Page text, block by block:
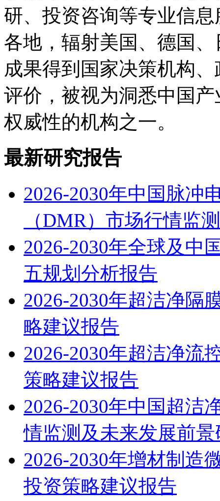
研、投资咨询等专业信
各地，辐射美国、德国
成果得到国家决策机构
评价，被视为洞悉中国
权威性的机构之一。
最新研究报告
2026-2030年中国脉冲
（DMR）市场行情监
2026-2030年全球及中
五规划分析报告
2026-2030年超洁净隔
略建议报告
2026-2030年超洁净流
策略建议报告
2026-2030年中国超洁
情监测及未来发展前
2026-2030年增材制造
投资策略建议报告